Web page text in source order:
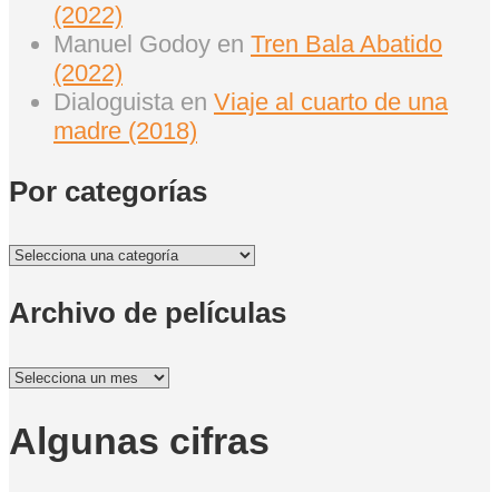
(2022)
Manuel Godoy en Tren Bala Abatido
(2022)
Dialoguista en Viaje al cuarto de una
madre (2018)
Por categorías
Por
Archivo de películas
Archivo
películas
Algunas cifras